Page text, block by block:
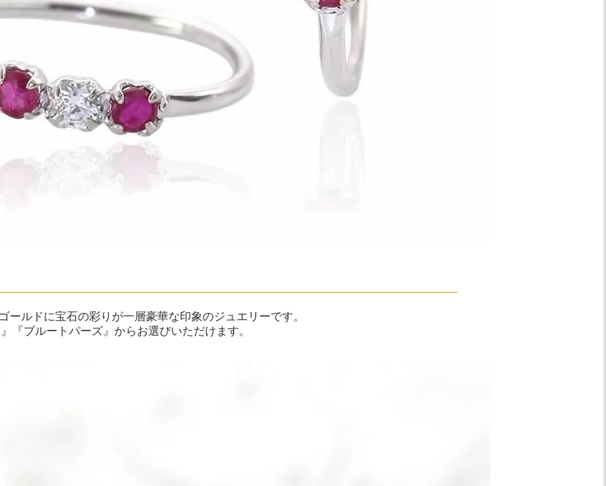
ールドに宝石の彩りが一層豪華な印象のジュエリーです。
『ブルートパーズ』からお選びいただけます。